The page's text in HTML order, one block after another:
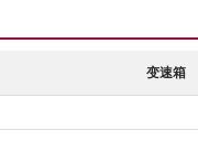
变速箱